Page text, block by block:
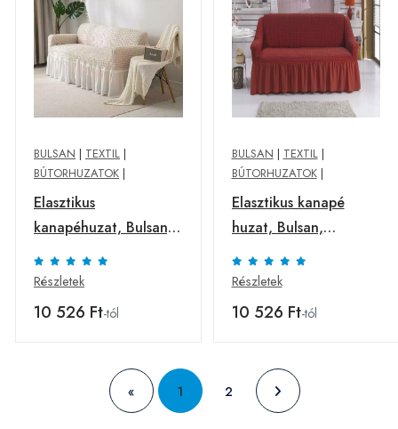
BULSAN | TEXTIL |
BÚTORHUZATOK |
Elasztikus
kanapéhuzat, Bulsan,
poliészter, 2 ülés,
krémszínű
Részletek
10 526 Ft-tól
BULSAN | TEXTIL|
BÚTORHUZATOK|
Elasztikus kanapé
huzat, Bulsan,
poliészter, 2 ülés,
tégla
Részletek
10 526 Ft-tól
« 1 2